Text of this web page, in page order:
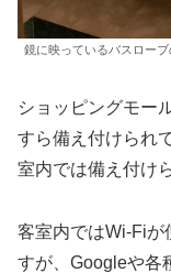
鏡に映っているバスロー
ショッピングモー
すら備え付けられ
室内では備え付け
客室内ではWi-Fiが
すが、Googleや各